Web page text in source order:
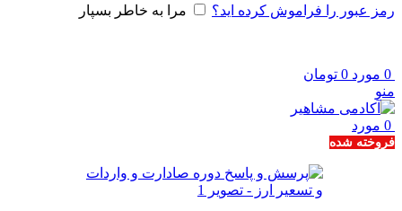
رمز عبور را فراموش کرده اید؟ مرا به خاطر بسپار
0 مورد 0 تومان
منو
0 مورد
فروخته شده